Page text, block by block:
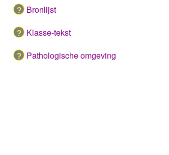
Bronlijst
Klasse-tekst
Pathologische omgeving